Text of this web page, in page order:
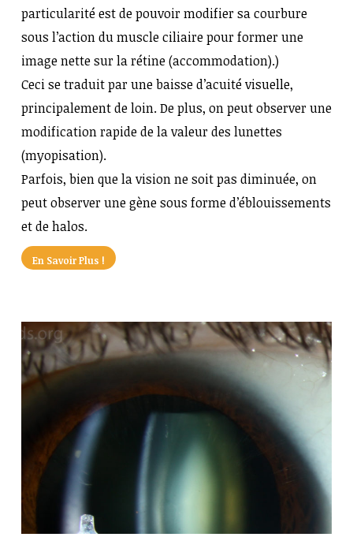
particularité est de pouvoir modifier sa courbure
sous l’action du muscle ciliaire pour former une
image nette sur la rétine (accommodation).)
Ceci se traduit par une baisse d’acuité visuelle,
principalement de loin. De plus, on peut observer une
modification rapide de la valeur des lunettes
(myopisation).
Parfois, bien que la vision ne soit pas diminuée, on
peut observer une gène sous forme d’éblouissements
et de halos.
En Savoir Plus !